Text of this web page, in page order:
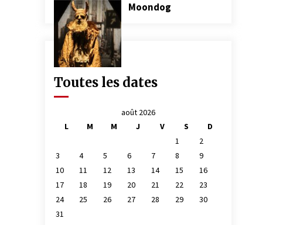
Moondog
Toutes les dates
août 2026
L
M M J V S
D
1
2
3
4 5 6 7 8
9
10
11 12 13 14 15
16
17
18 19 20 21 22
23
24
25 26 27 28 29
30
31